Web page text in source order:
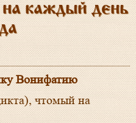
каждый день
Вонифатию